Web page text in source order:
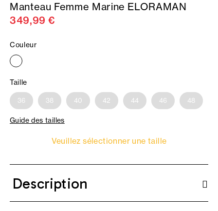
Manteau Femme Marine ELORAMAN
349,99 €
Couleur
Taille
36 38 40 42 44 46 48
Guide des tailles
Veuillez sélectionner une taille
Description